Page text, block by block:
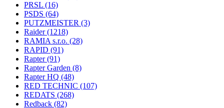
PRSL (16)
PSDS (64)
PUTZMEISTER (3)
Raider(1218)
RAMIA s.r.o. (28)
RAPID (91)
Rapter(91)
Rapter Garden (8)
Rapter HQ (48)
RED TECHNIC (107)
REDATS (268)
Redback (82)